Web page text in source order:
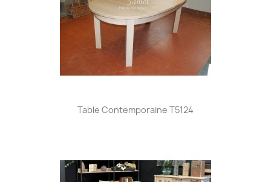
Table Contemporaine T5124